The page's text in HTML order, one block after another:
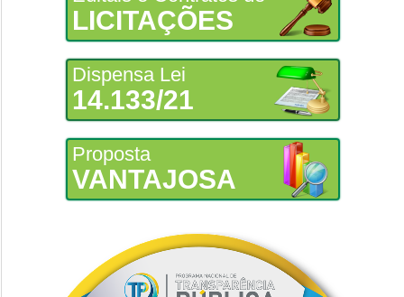
LICITAÇÕES
Dispensa Lei
14.133/21
Proposta
VANTAJOSA